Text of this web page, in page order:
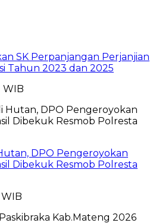
SK Perpanjangan Perjanjian
Tahun 2023 dan 2025
WIB
DPO Pengeroyokan
Dibekuk Resmob Polresta